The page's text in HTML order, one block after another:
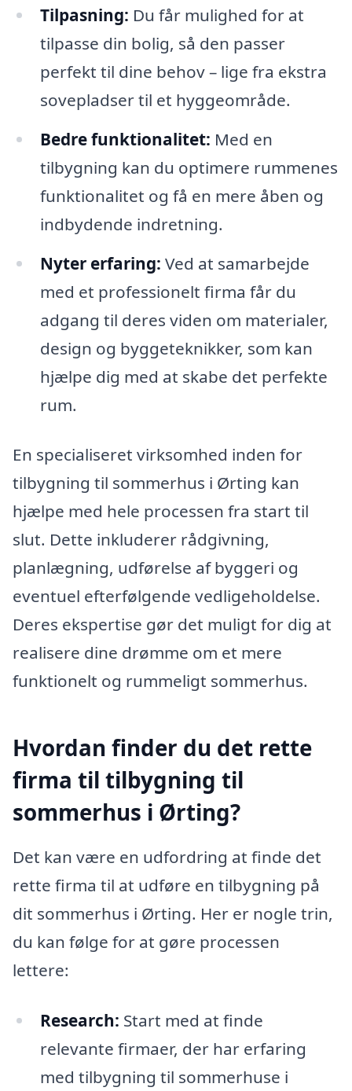
Tilpasning: Du får mulighed for at
tilpasse din bolig, så den passer
perfekt til dine behov – lige fra ekstra
sovepladser til et hyggeområde.
Bedre funktionalitet: Med en
tilbygning kan du optimere rummenes
funktionalitet og få en mere åben og
indbydende indretning.
Nyter erfaring: Ved at samarbejde
med et professionelt firma får du
adgang til deres viden om materialer,
design og byggeteknikker, som kan
hjælpe dig med at skabe det perfekte
rum.
En specialiseret virksomhed inden for
tilbygning til sommerhus i Ørting kan
hjælpe med hele processen fra start til
slut. Dette inkluderer rådgivning,
planlægning, udførelse af byggeri og
eventuel efterfølgende vedligeholdelse.
Deres ekspertise gør det muligt for dig at
realisere dine drømme om et mere
funktionelt og rummeligt sommerhus.
Hvordan finder du det rette
firma til tilbygning til
sommerhus i Ørting?
Det kan være en udfordring at finde det
rette firma til at udføre en tilbygning på
dit sommerhus i Ørting. Her er nogle trin,
du kan følge for at gøre processen
lettere:
Research: Start med at finde
relevante firmaer, der har erfaring
med tilbygning til sommerhuse i